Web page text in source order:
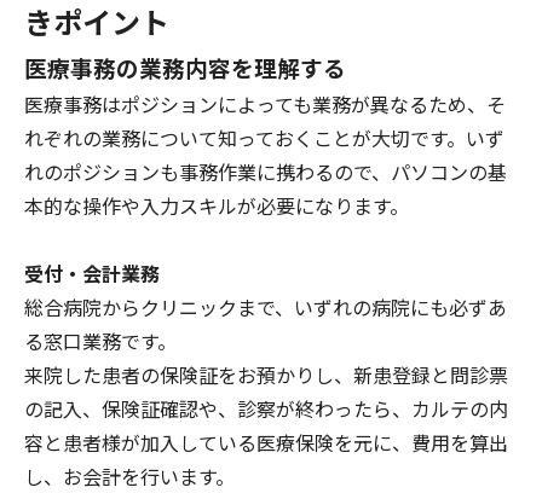
きポイント
医療事務の業務内容を理解する
医療事務はポジションによっても業務が異なるため、そ
れぞれの業務について知っておくことが大切です。いず
れのポジションも事務作業に携わるので、 パソコンの基
本的な操作や入力スキルが必要になります。
受付・会計業務
総合病院からクリニックまで、いずれの病院にも必ずあ
る窓口業務です。
来院した患者の保険証をお預かりし、新患登録と問診票
の記入、保険証確認や、診察が終わったら、カルテの内
容と患者様が加入している医療保険を元に、費用を算出
し、お会計を行います。